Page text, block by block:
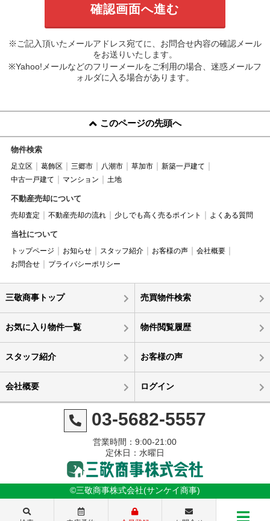
※ご記入頂いたメールアドレス宛てに、お問合せ内容の確認メール
をお送りいたします。
※Yahoo!メールなどのフリーメールをご利用の場合、迷惑メールフ
ォルダに入る場合があります。
このページの先頭へ
物件検索
足立区 葛飾区 三郷市 八潮市 草加市
新築一戸建て
中古一戸建て
マンション 土地
不動産売却について
売却査定 不動産売却の流れ 少しでも高く売るポイント よくある質問
当社について
トップページ お知らせ スタッフ紹介 お客様の声
会社概要
お問合せ
プライバシーポリシー
三敬商事トップ 売買物件検索
お気に入り物件一覧 物件閲覧履歴
スタッフ紹介 お客様の声
会社概要 ログイン
03-5682-5557
営業時間：9:00-21:00
定休日：水曜日
©三敬商事株式会社(サンケイ商事)